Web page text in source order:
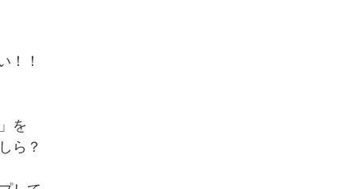
！！
を
ら？